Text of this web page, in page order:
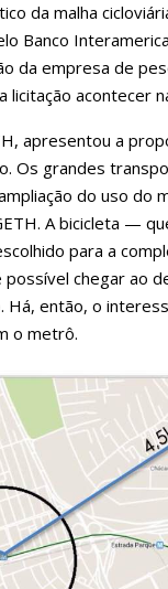
da malha
Banco
da empresa de
acontecer
apresentou a
Os grandes
do uso
A bicicleta —
para a
possível chegar ao
Há, então, o
o metrô.